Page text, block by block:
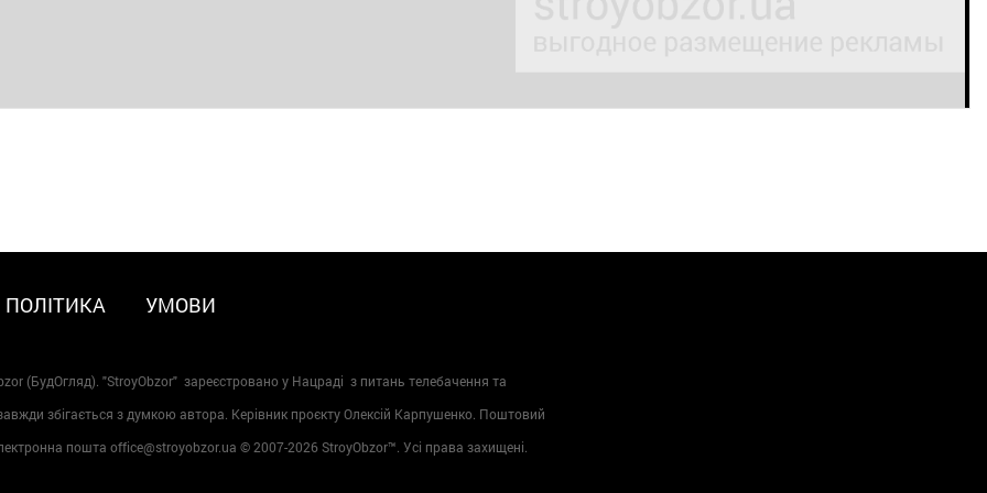
ПОЛІТИКА УМОВИ
(БудОгляд). "StroyObzor" зареєстровано у Нацраді з питань телебачення та
збігається з думкою автора. Керівник проєкту Олексій Карпушенко. Поштовий
пошта office@stroyobzor.ua © 2007-2026 StroyObzor™. Усі права захищені.